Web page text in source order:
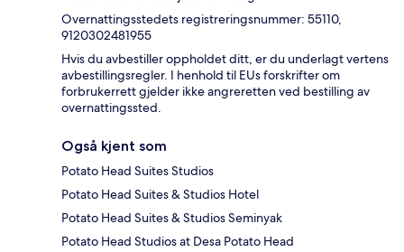
Overnattingsstedets registreringsnummer: 55110,
9120302481955
Hvis du avbestiller oppholdet ditt, er du underlagt vertens
avbestillingsregler. I henhold til EUs forskrifter om
forbrukerrett gjelder ikke angreretten ved bestilling av
overnattingssted.
Også kjent som
Potato Head Suites Studios
Potato Head Suites & Studios Hotel
Potato Head Suites & Studios Seminyak
Potato Head Studios at Desa Potato Head